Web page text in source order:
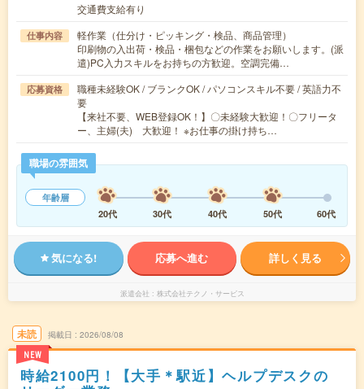
交通費支給有り
仕事内容
軽作業（仕分け・ピッキング・検品、商品管理）
印刷物の入出荷・検品・梱包などの作業をお願いします。(派
遣)PC入力スキルをお持ちの方歓迎。空調完備…
応募資格
職種未経験OK / ブランクOK / パソコンスキル不要 / 英語力不
要
【来社不要、WEB登録OK！】〇未経験大歓迎！〇フリータ
ー、主婦(夫) 大歓迎！ ※お仕事の掛け持ち…
職場の雰囲気
年齢層
20代
30代 40代 50代 60代
気になる! 応募へ進む 詳しく見る
派遣会社 株式会社テクノ・サービス
未読
NEW
掲載日 2026/08/08
時給2100円！【大手＊駅近】ヘルプデスクの